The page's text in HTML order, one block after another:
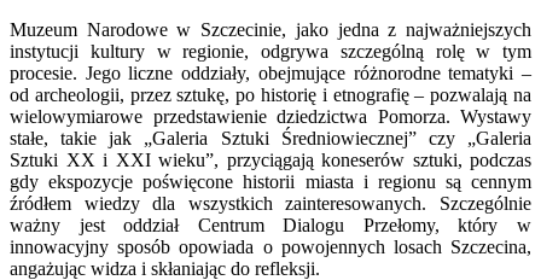
Muzeum Narodowe w Szczecinie, jako jedna z najważniejszych
instytucji kultury w regionie, odgrywa szczególną rolę w tym
procesie. Jego liczne oddziały, obejmujące różnorodne tematyki –
od archeologii, przez sztukę, po historię i etnografię – pozwalają na
wielowymiarowe przedstawienie dziedzictwa Pomorza. Wystawy
stałe, takie jak „Galeria Sztuki Średniowiecznej” czy „Galeria
Sztuki XX i XXI wieku”, przyciągają koneserów sztuki, podczas
gdy ekspozycje poświęcone historii miasta i regionu są cennym
źródłem wiedzy dla wszystkich zainteresowanych. Szczególnie
ważny jest oddział Centrum Dialogu Przełomy, który w
innowacyjny sposób opowiada o powojennych losach Szczecina,
angażując widza i skłaniając do refleksji.